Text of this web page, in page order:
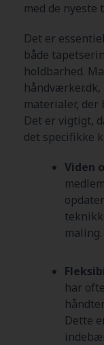
med de
Det er
både
holdbarhed.
materialer,
Det er vigtigt,
det specifikke
Viden
maling.
har
Dette